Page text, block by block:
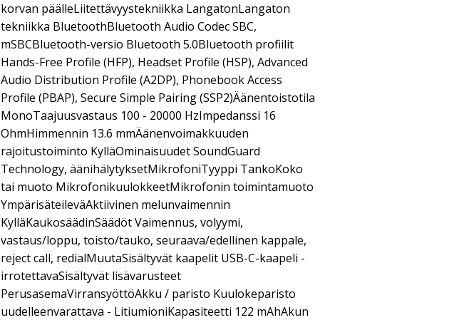
korvan päälleLiitettävyystekniikka LangatonLangaton
tekniikka BluetoothBluetooth Audio Codec SBC,
mSBCBluetooth-versio Bluetooth 5.0Bluetooth profiilit
Hands-Free Profile (HFP), Headset Profile (HSP), Advanced
Audio Distribution Profile (A2DP), Phonebook Access
Profile (PBAP), Secure Simple Pairing (SSP2)Äänentoistotila
MonoTaajuusvastaus 100 - 20000 HzImpedanssi 16
OhmHimmennin 13.6 mmÄänenvoimakkuuden
rajoitustoiminto KylläOminaisuudet SoundGuard
Technology, äänihälytyksetMikrofoniTyyppi TankoKoko
tai muoto MikrofonikuulokkeetMikrofonin toimintamuoto
YmpärisäteileväAktiivinen melunvaimennin
KylläKaukosäädinSäädöt Vaimennus, volyymi,
vastaus/loppu, toisto/tauko, seuraava/edellinen kappale,
reject call, redialMuutaSisältyvät kaapelit USB-C-kaapeli -
irrotettavaSisältyvät lisävarusteet
PerusasemaVirransyöttöAkku / paristo Kuulokeparisto
uudelleenvarattava - LitiumioniKapasiteetti 122 mAhAkun